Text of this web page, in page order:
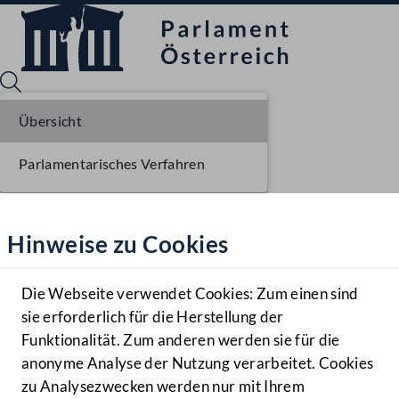
Hilfe
Benutzer
Navigationsmenü öffnen
MENÜ
Hinweise zu Cookies
Die Webseite verwendet Cookies: Zum einen sind
sie erforderlich für die Herstellung der
Funktionalität. Zum anderen werden sie für die
anonyme Analyse der Nutzung verarbeitet. Cookies
zu Analysezwecken werden nur mit Ihrem
Übersicht
Parlamentarisches Verfahren